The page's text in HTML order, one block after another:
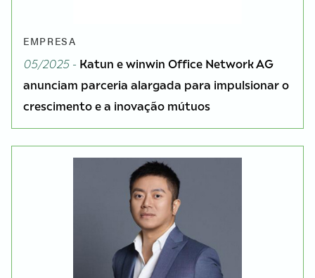
EMPRESA
05/2025 - Katun e winwin Office Network AG
anunciam parceria alargada para impulsionar o
crescimento e a inovação mútuos